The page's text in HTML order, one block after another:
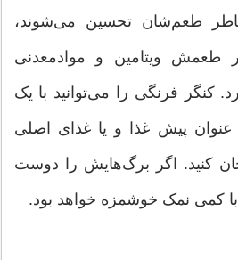
طعم‌شان تحسین می‌شوند،
طعمش ویتامین و موادمعدنی
کنگر فرنگی را می‌توانید با یک
پیش غذا و یا غذای اصلی
کنید. اگر برگ‌هایش را دوست
با کمی نمک خوشمزه خواهد بود.